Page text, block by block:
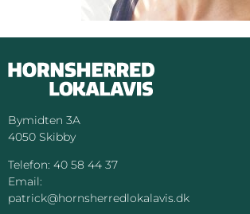
Bymidten 3A
4050 Skibby
Telefon: 40 58 44 37
Email:
patrick@hornsherredlokalavis.dk